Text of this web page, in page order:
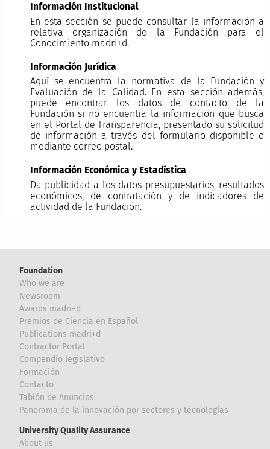
Información Institucional
En esta sección se puede consultar la información a
relativa organización de la Fundación para el
Conocimiento madri+d.
Información Jurídica
Aquí se encuentra la normativa de la Fundación y
Evaluación de la Calidad. En esta sección además,
puede encontrar los datos de contacto de la
Fundación si no encuentra la información que busca
en el Portal de Transparencia, presentado su solicitud
de información a través del formulario disponible o
mediante correo postal.
Información Económica y Estadística
Da publicidad a los datos presupuestarios, resultados
económicos, de contratación y de indicadores de
actividad de la Fundación.
Foundation
Who we are
Newsroom
Awards madri+d
Premios de Ciencia en Español
Publications madri+d
Contractor Portal
Compendio legislativo
Formación
Contacto
Tablón de Anuncios
Panorama de la innovación por sectores y tecnologías
University Quality Assurance
About us